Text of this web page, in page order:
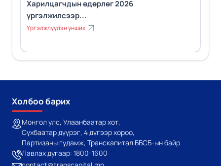
Харилцагчдын өдөрлөг 2026
үргэлжилсээр...
Үргэлжлүүлэн унших
Холбоо барих
Монгол улс, Улаанбаатар хот,
Сүхбаатар дүүрэг, 4 дүгээр хороо,
Партизаны гудамж, Транскапитал ББСБ-ын байр
Лавлах дугаар: 1800-1600